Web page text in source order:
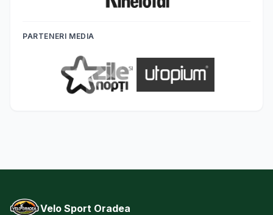
PARTENERI MEDIA
Velo Sport Oradea